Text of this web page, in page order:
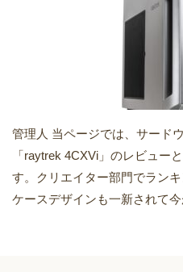
管理人 当ページでは、サード
「raytrek 4CXVi」のレビュー
す。クリエイター部門でラン
ケースデザインも一新されて